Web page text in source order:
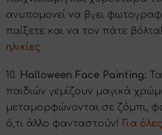
ανυπομονεί να βγει
παίξετε και να τον πάτε βόλτα!
ηλικίες
10. Halloween Face Painting:
παιδιών γεμίζουν μαγικά
μεταμορφώνονται σε ζόμπι,
ό,τι άλλο φανταστούν! Για